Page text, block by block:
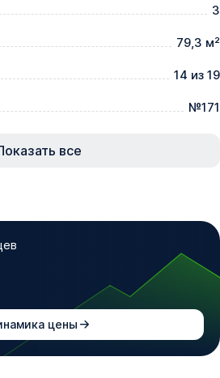
повышение цен по всем
возможность забронировать на
предложения по телефону —
удобный платеж.
м²
в Западном жилом
рядом с проспектом
комплекса выделяется
3
79,3 м²
14 из 19
№171
все
цены